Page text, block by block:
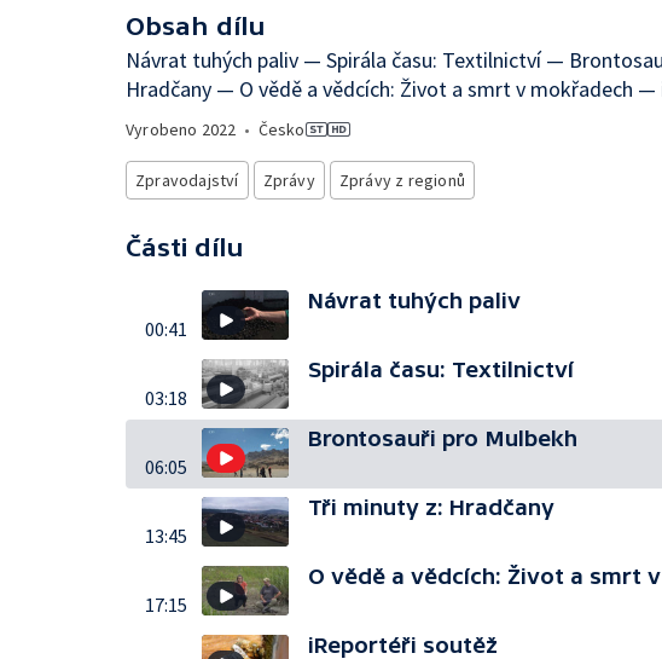
Obsah dílu
Návrat tuhých paliv — Spirála času: Textilnictví —
Hradčany — O vědě a vědcích: Život a smrt v mokřadech
Vyrobeno 2022 • Česko
Zpravodajství Zprávy Zprávy z regionů
Části dílu
00:41
Návrat tuhých paliv
03:18
Spirála času: Textilnictví
06:05
Brontosauři pro Mulbekh
13:45
Tři minuty z: Hradčany
17:15
O vědě a vědcích: Život a smrt
iReportéři soutěž